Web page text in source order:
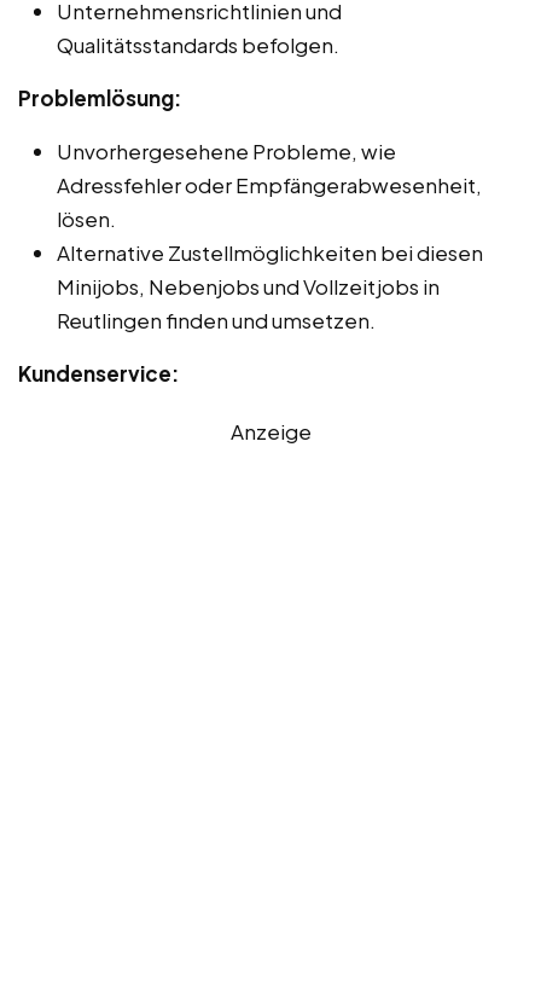
Unternehmensrichtlinien und
Qualitätsstandards befolgen.
Problemlösung:
Unvorhergesehene Probleme, wie
Adressfehler oder Empfängerabwesenheit,
lösen.
Alternative Zustellmöglichkeiten bei diesen
Minijobs, Nebenjobs und Vollzeitjobs in
Reutlingen finden und umsetzen.
Kundenservice:
Anzeige